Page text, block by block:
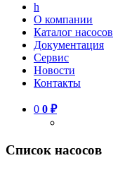
h
О компании
Каталог насосов
Документация
Сервис
Новости
Контакты
0 0 ₽
Список насосов